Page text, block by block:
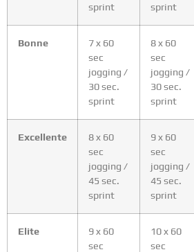
sprint
sprint
Bonne
7 x 60
sec
jogging /
30 sec.
sprint
8 x 60
sec
jogging /
30 sec.
sprint
Excellente
8 x 60
sec
jogging /
45 sec.
sprint
9 x 60
sec
jogging /
45 sec.
sprint
Elite
9 x 60
sec
10 x 60
sec